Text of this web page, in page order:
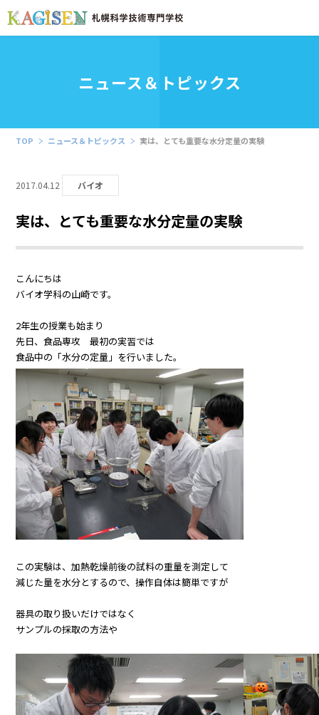
ニュース＆トピックス
TOP ニュース＆トピックス 実は、とても重要な水分定量の実験
2017.04.12 バイオ
実は、とても重要な水分定量の実験
こんにちは
バイオ学科の山崎です。
2年生の授業も始まり
先日、食品専攻 最初の実習では
食品中の「水分の定量」を行いました。
この実験は、加熱乾燥前後の試料の重量を測定して
減じた量を水分とするので、操作自体は簡単ですが
器具の取り扱いだけではなく
サンプルの採取の方法や